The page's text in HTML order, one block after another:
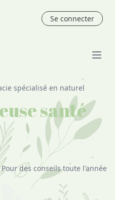
Se connecter
spécialisé en naturel
santé
Pour des conseils toute l'année